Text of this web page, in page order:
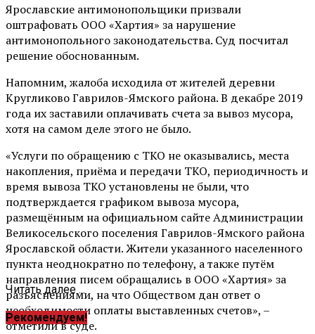
Ярославские антимонопольщики призвали
оштрафовать ООО «Хартия» за нарушение
антимонопольного законодательства. Суд посчитал
решение обоснованным.
Напомним, жалоба исходила от жителей деревни
Кругликово Гаврилов-Ямского района. В декабре 2019
года их заставили оплачивать счета за вывоз мусора,
хотя на самом деле этого не было.
«Услуги по обращению с ТКО не оказывались, места
накопления, приёма и передачи ТКО, периодичность и
время вывоза ТКО установлены не были, что
подтверждается графиком вывоза мусора,
размещённым на официальном сайте Администрации
Великосельского поселения Гаврилов-Ямского района
Ярославской области. Жители указанного населенного
пункта неоднократно по телефону, а также путём
направления писем обращались в ООО «Хартия» за
разъяснениями, на что Обществом дан ответ о
необходимости оплаты выставленных счетов», –
отметили в суде.
Читать далее ...
Рекомендуем!